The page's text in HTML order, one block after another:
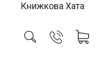
Книжкова Хата